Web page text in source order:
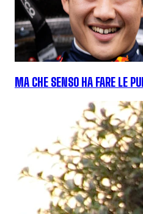
MA CHE SENSO HA FARE LE